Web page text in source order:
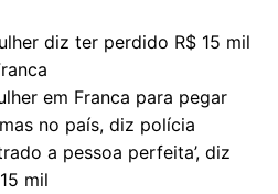
diz ter perdido R$ 15 mil
em Franca para pegar
no país, diz polícia
a pessoa perfeita’, diz
mil